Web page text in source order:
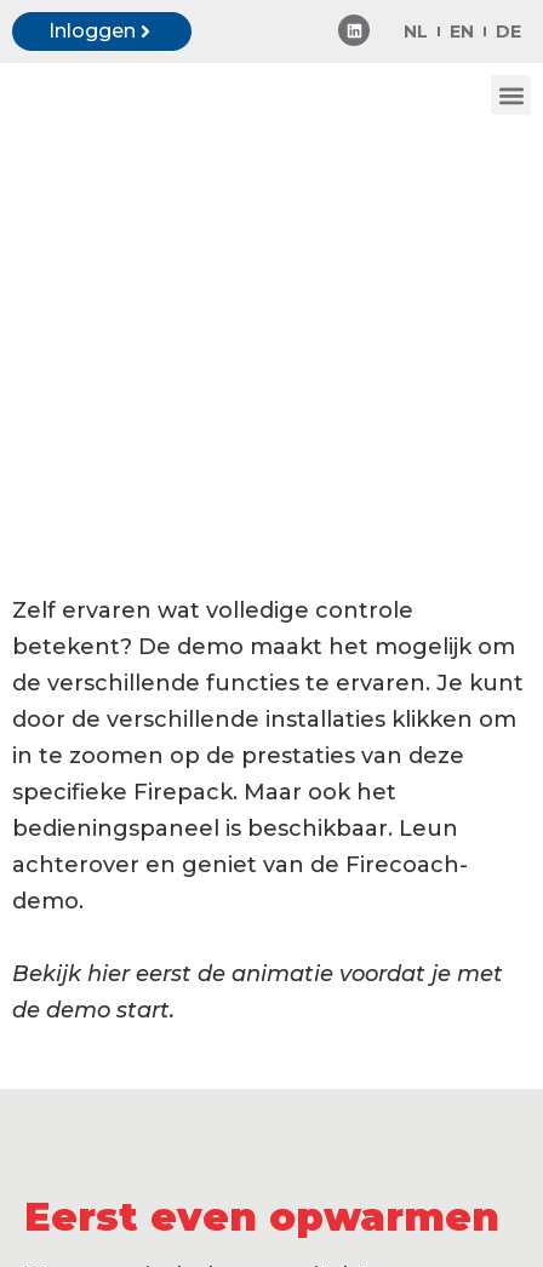
Inloggen NL EN DE
Zelf ervaren wat volledige controle
betekent? De demo maakt het mogelijk om
de verschillende functies te ervaren. Je kunt
door de verschillende installaties klikken om
in te zoomen op de prestaties van deze
specifieke Firepack. Maar ook het
bedieningspaneel is beschikbaar. Leun
achterover en geniet van de Firecoach-
demo.
Bekijk hier eerst de animatie voordat je met
de demo start.
Eerst even opwarmen